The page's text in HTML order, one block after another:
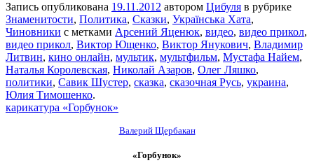
Запись опубликована 19.11.2012 автором Цибуля в рубрике
Знаменитости, Политика, Сказки, Українська Хата,
Чиновники с метками Арсений Яценюк, видео, видео прикол,
видео прикол, Виктор Ющенко, Виктор Янукович, Владимир
Литвин, кино онлайн, мультик, мультфильм, Мустафа Найем,
Наталья Королевская, Николай Азаров, Олег Ляшко,
политики, Савик Шустер, сказка, сказочная Русь, украина,
Юлия Тимошенко.
карикатура «Горбунок»
Валерий Щербакан
«Горбунок»